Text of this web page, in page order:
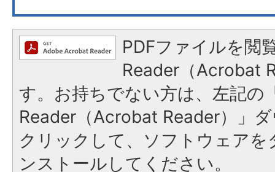
PDFファイルを閲
Reader（Acrobat
す。お持ちでない方は、左記の
Reader（Acrobat Reader）」
クリックして、ソフトウェア
ンストールしてください。